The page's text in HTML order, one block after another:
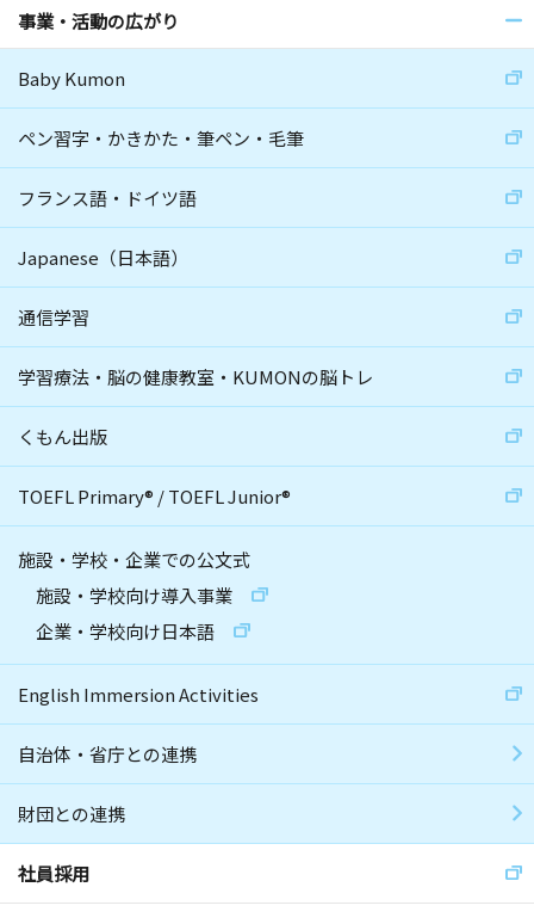
事業・活動の広がり
Baby Kumon
ペン習字・かきかた・筆ペン・毛筆
フランス語・ドイツ語
Japanese（日本語）
通信学習
学習療法・脳の健康教室・KUMONの脳トレ
くもん出版
TOEFL Primary® /TOEFL Junior®
施設・学校・企業での公文式
施設・学校向け導入事業
企業・学校向け日本語
English Immersion Activities
自治体・省庁との連携
財団との連携
社員採用